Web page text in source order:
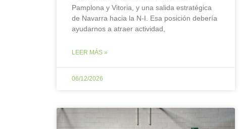
Pamplona y Vitoria, y una salida estratégica
de Navarra hacia la N-I. Esa posición debería
ayudarnos a atraer actividad,
LEER MÁS »
06/12/2026